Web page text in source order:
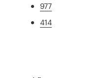
977
414